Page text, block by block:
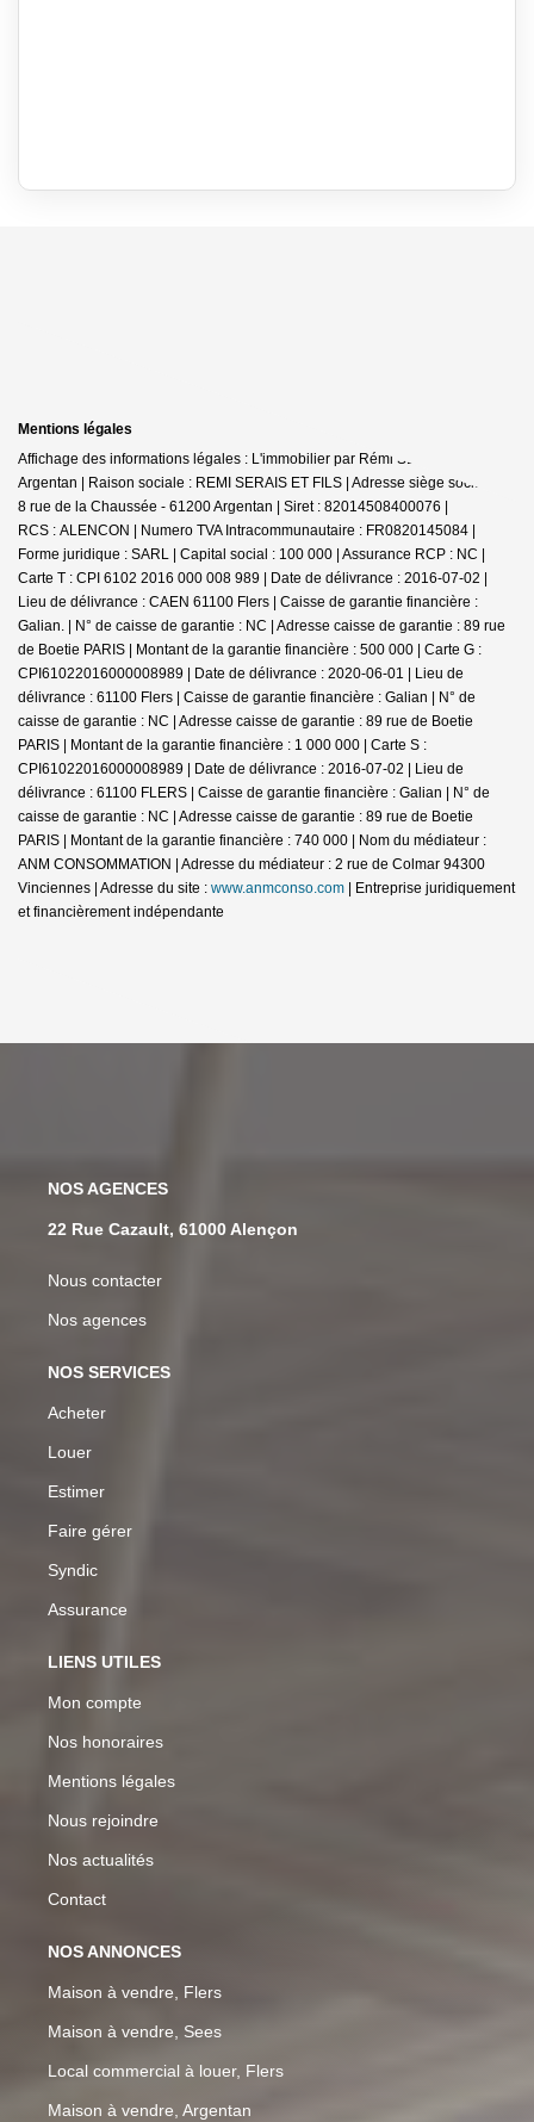
Mentions légales
Affichage des informations légales : L'immobilier par Rémi SERAIS -
Argentan | Raison sociale : REMI SERAIS ET FILS | Adresse siège social : 6-
8 rue de la Chaussée - 61200 Argentan | Siret : 82014508400076 |
RCS : ALENCON | Numero TVA Intracommunautaire : FR0820145084 |
Forme juridique : SARL | Capital social : 100 000 | Assurance RCP : NC |
Carte T : CPI 6102 2016 000 008 989 | Date de délivrance : 2016-07-02 |
Lieu de délivrance : CAEN 61100 Flers | Caisse de garantie financière :
Galian. | N° de caisse de garantie : NC | Adresse caisse de garantie : 89 rue
de Boetie PARIS | Montant de la garantie financière : 500 000 | Carte G :
CPI61022016000008989 | Date de délivrance : 2020-06-01 | Lieu de
délivrance : 61100 Flers | Caisse de garantie financière : Galian | N° de
caisse de garantie : NC | Adresse caisse de garantie : 89 rue de Boetie
PARIS | Montant de la garantie financière : 1 000 000 | Carte S :
CPI61022016000008989 | Date de délivrance : 2016-07-02 | Lieu de
délivrance : 61100 FLERS | Caisse de garantie financière : Galian | N° de
caisse de garantie : NC | Adresse caisse de garantie : 89 rue de Boetie
PARIS | Montant de la garantie financière : 740 000 | Nom du médiateur :
ANM CONSOMMATION | Adresse du médiateur : 2 rue de Colmar 94300
Vinciennes | Adresse du site : www.anmconso.com | Entreprise juridiquement
et financièrement indépendante
NOS AGENCES
22 Rue Cazault, 61000 Alençon
Nous contacter
Nos agences
NOS SERVICES
Acheter
Louer
Estimer
Faire gérer
Syndic
Assurance
LIENS UTILES
Mon compte
Nos honoraires
Mentions légales
Nous rejoindre
Nos actualités
Contact
NOS ANNONCES
Maison à vendre, Flers
Maison à vendre, Sees
Local commercial à louer, Flers
Maison à vendre, Argentan